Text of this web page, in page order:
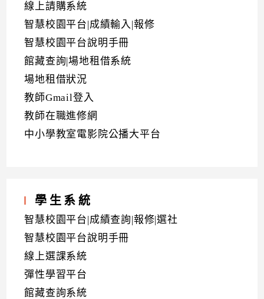
線上請購系統
智慧校園平台|成績輸入|報修
智慧校園平台說明手冊
館藏查詢|場地租借系統
場地租借狀況
教師Gmail登入
教師在職進修網
中小學教室電影院公播大平台
學生系統
智慧校園平台|成績查詢|報修|選社
智慧校園平台說明手冊
線上選課系統
彈性學習平台
館藏查詢系統